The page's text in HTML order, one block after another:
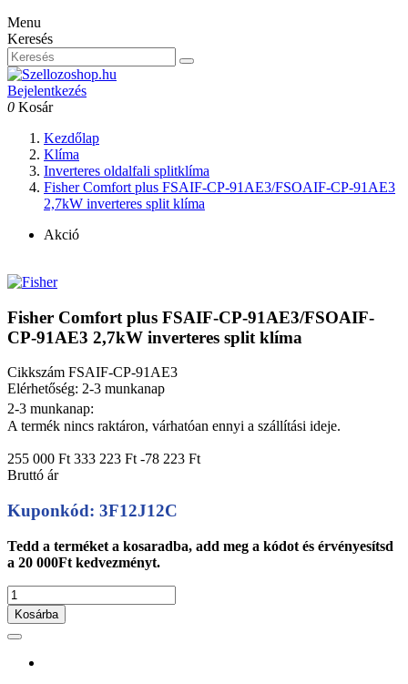
Menu
Keresés
Bejelentkezés
0 Kosár
Kezdőlap
Klíma
Inverteres oldalfali splitklíma
Fisher Comfort plus FSAIF-CP-91AE3/FSOAIF-CP-91AE3
2,7kW inverteres split klíma
Akció
Fisher Comfort plus FSAIF-CP-91AE3/FSOAIF-
CP-91AE3 2,7kW inverteres split klíma
Cikkszám FSAIF-CP-91AE3
Elérhetőség: 2-3 munkanap
2-3 munkanap:
A termék nincs raktáron, várhatóan ennyi a szállítási ideje.
255 000 Ft 333 223 Ft -78 223 Ft
Bruttó ár
Kuponkód: 3F12J12C
Tedd a terméket a kosaradba, add meg a kódot és érvényesítsd
a 20 000Ft kedvezményt.
Kosárba